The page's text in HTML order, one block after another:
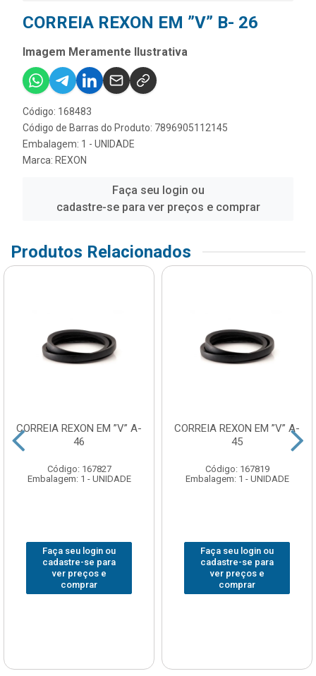
CORREIA REXON EM ”V” B- 26
Imagem Meramente Ilustrativa
Código: 168483
Código de Barras do Produto: 7896905112145
Embalagem: 1 - UNIDADE
Marca: REXON
Faça seu login ou
cadastre-se para ver preços e comprar
Produtos Relacionados
CORREIA REXON EM ”V” A-
46
Código: 167827
Embalagem: 1 - UNIDADE
Faça seu login ou
cadastre-se para
ver preços e
comprar
CORREIA REXON EM ”V” A-
45
Código: 167819
Embalagem: 1 - UNIDADE
Faça seu login ou
cadastre-se para
ver preços e
comprar